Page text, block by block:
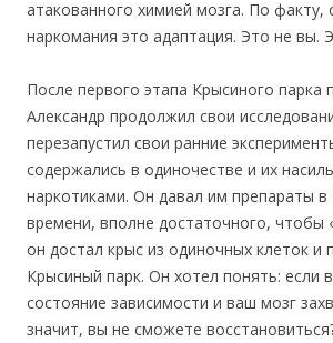
атакованного химией мозга. По факту,
наркомания это адаптация. Это не вы.
После первого этапа Крысиного парка
Александр продолжил свои
перезапустил свои ранние
содержались в одиночестве и их
наркотиками. Он давал им препараты в
времени, вполне достаточного, чтобы
он достал крыс из одиночных клеток и
Крысиный парк. Он хотел понять: если
состояние зависимости и ваш мозг
значит, вы не сможете